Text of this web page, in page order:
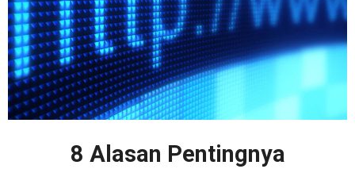
8 Alasan Pentingnya